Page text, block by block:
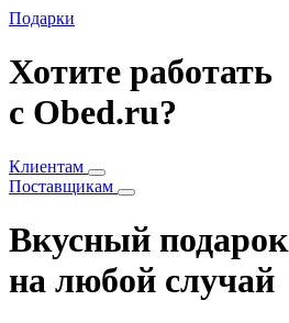
Подарки
Хотите работать
с Obed.ru?
Клиентам
Поставщикам
Вкусный подарок
на любой случай